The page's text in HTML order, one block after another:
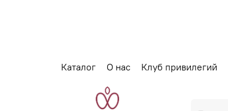
Каталог О нас Клуб привилегий